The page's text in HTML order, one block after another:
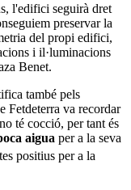
l'edifici seguirà dret
preservar la
del propi edifici,
i il·luminacions
Benet.
també pels
Fetdeterra va recordar
té cocció, per tant és
aigua per a la seva
positius per a la